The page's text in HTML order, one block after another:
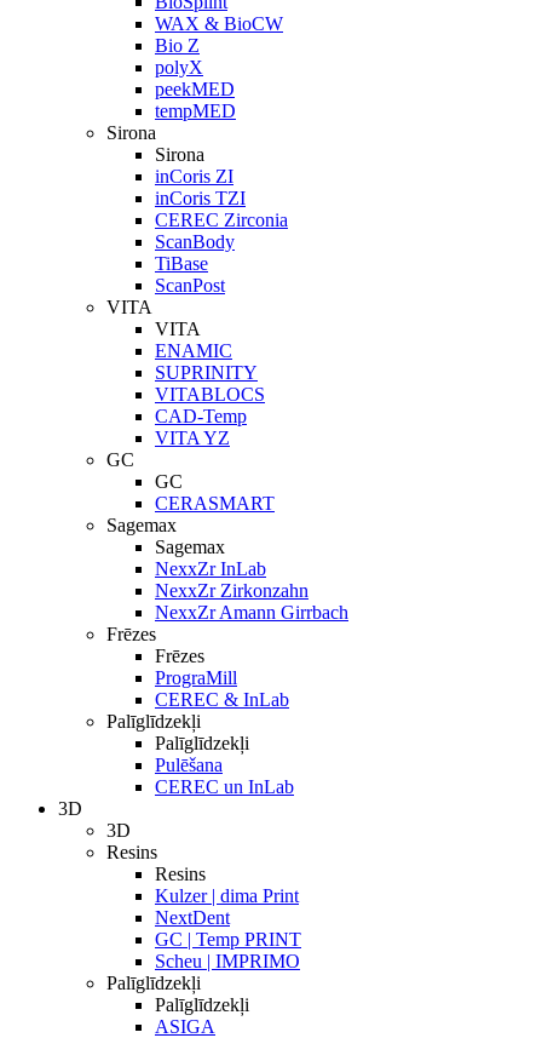
WAX & BioCW
Bio Z
polyX
peekMED
tempMED
Sirona
Sirona
inCoris ZI
inCoris TZI
CEREC Zirconia
ScanBody
TiBase
ScanPost
VITA
VITA
ENAMIC
SUPRINITY
VITABLOCS
CAD-Temp
VITA YZ
GC
GC
CERASMART
Sagemax
Sagemax
NexxZr InLab
NexxZr Zirkonzahn
NexxZr Amann Girrbach
Frēzes
Frēzes
PrograMill
CEREC & InLab
Palīglīdzekļi
Palīglīdzekļi
Pulēšana
CEREC un InLab
3D
3D
Resins
Resins
Kulzer | dima Print
NextDent
GC | Temp PRINT
Scheu | IMPRIMO
Palīglīdzekļi
Palīglīdzekļi
ASIGA